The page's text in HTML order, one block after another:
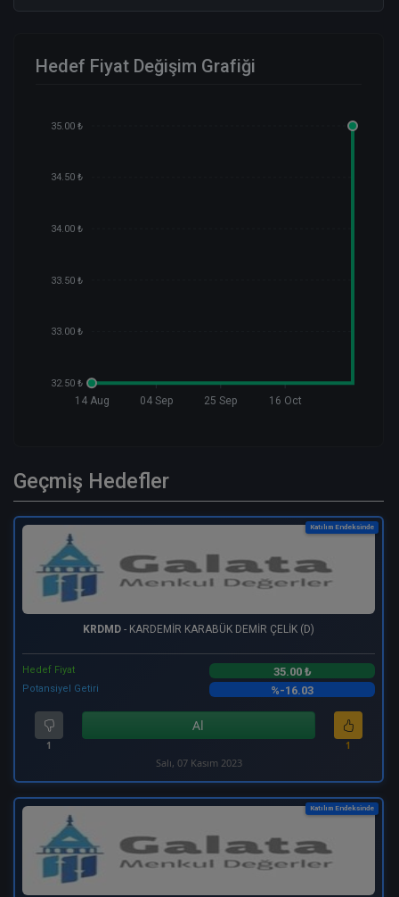
Hedef Fiyat Değişim Grafiği
35.00 ₺
34.50 ₺
34.00 ₺
33.50 ₺
33.00 ₺
32.50 ₺
14 Aug 04 Sep 25 Sep 16 Oct
Geçmiş Hedefler
Katılım Endeksinde
KRDMD - KARDEMİR KARABÜK DEMİR ÇELİK (D)
Hedef Fiyat 35.00 ₺
Potansiyel Getiri %-16.03
1
Al
1
Salı, 07 Kasım 2023
Katılım Endeksinde